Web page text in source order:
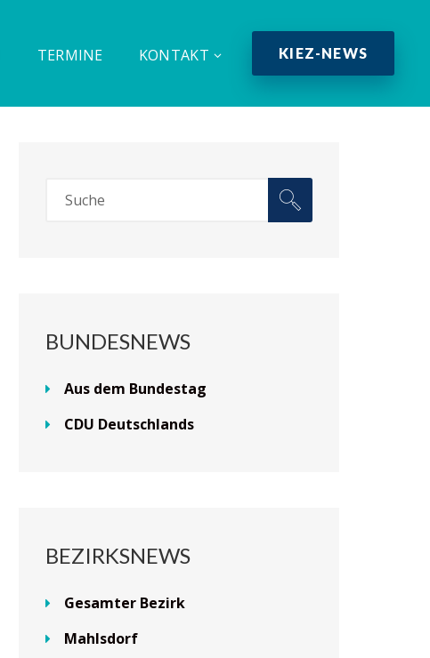
TERMINE KONTAKT KIEZ-NEWS
BUNDESNEWS
Aus dem Bundestag
CDU Deutschlands
BEZIRKSNEWS
Gesamter Bezirk
Mahlsdorf